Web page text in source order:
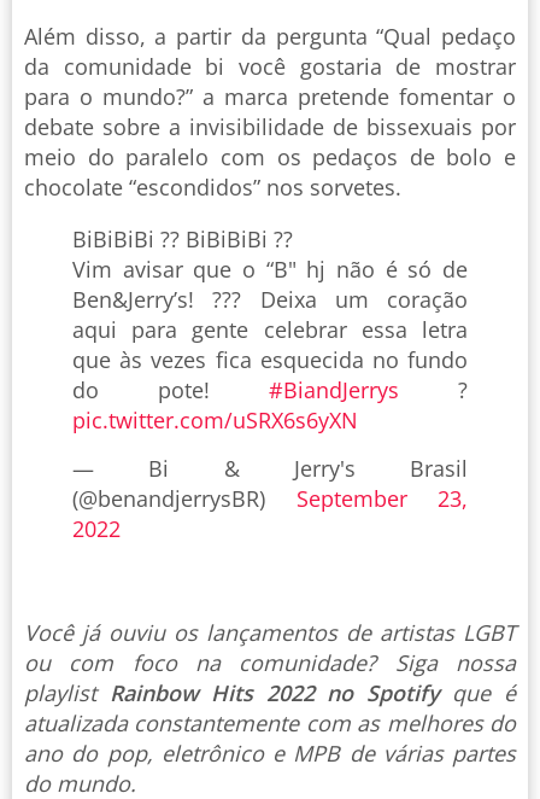
Além disso, a partir da pergunta “Qual pedaço
da comunidade bi você gostaria de mostrar
para o mundo?” a marca pretende fomentar o
debate sobre a invisibilidade de bissexuais por
meio do paralelo com os pedaços de bolo e
chocolate “escondidos” nos sorvetes.
BiBiBiBi ?? BiBiBiBi ??
Vim avisar que o “B" hj não é só de
Ben&Jerry’s! ??? Deixa um coração
aqui para gente celebrar essa letra
que às vezes fica esquecida no fundo
do pote! #BiandJerrys ?
pic.twitter.com/uSRX6s6yXN
— Bi & Jerry's Brasil
(@benandjerrysBR) September 23,
2022
Você já ouviu os lançamentos de artistas LGBT
ou com foco na comunidade? Siga nossa
playlist Rainbow Hits 2022 no Spotify que é
atualizada constantemente com as melhores do
ano do pop, eletrônico e MPB de várias partes
do mundo.